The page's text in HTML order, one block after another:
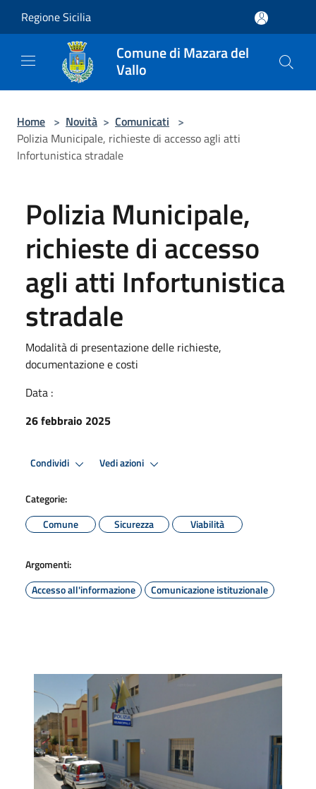
Regione Sicilia
Comune di Mazara del
Vallo
Home > Novità > Comunicati >
Polizia Municipale, richieste di accesso agli atti
Infortunistica stradale
Polizia Municipale,
richieste di accesso
agli atti Infortunistica
stradale
Modalità di presentazione delle richieste,
documentazione e costi
Data :
26 febbraio 2025
Condividi Vedi azioni
Categorie:
Comune
Sicurezza Viabilità
Argomenti:
Accesso all'informazione
Comunicazione istituzionale